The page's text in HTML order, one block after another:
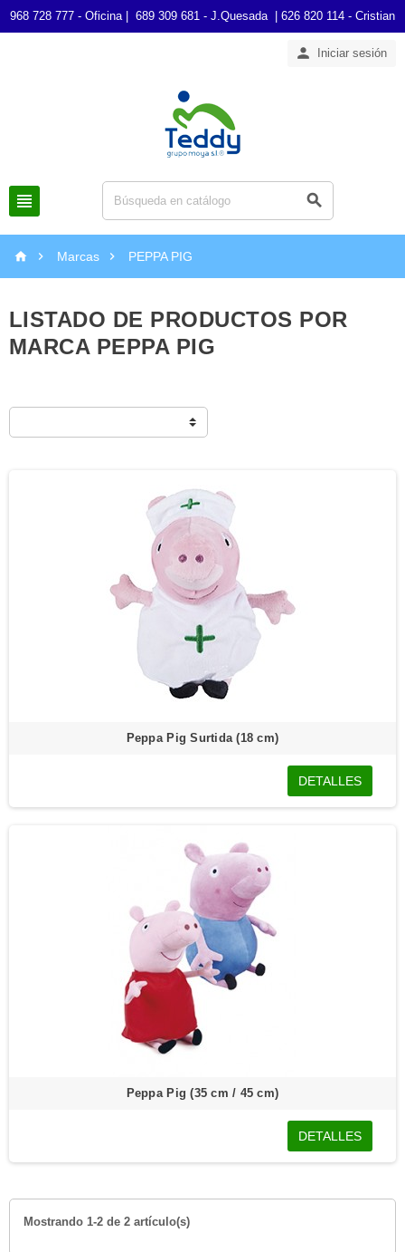
968 728 777 - Oficina | 689 309 681 - J.Quesada | 626 820 114 - Cristian
 Iniciar sesión
 
  Marcas  PEPPA PIG
LISTADO DE PRODUCTOS POR
MARCA PEPPA PIG
Peppa Pig Surtida (18 cm)
DETALLES
Peppa Pig (35 cm / 45 cm)
DETALLES
Mostrando 1-2 de 2 artículo(s)